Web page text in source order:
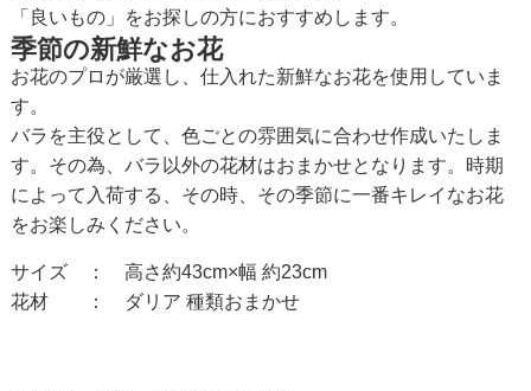
「良いもの」をお探しの方におすすめします。
季節の新鮮なお花
お花のプロが厳選し、仕入れた新鮮なお花を使用していま
す。
バラを主役として、色ごとの雰囲気に合わせ作成いたしま
す。その為、バラ以外の花材はおまかせとなります。時期
によって入荷する、その時、その季節に一番キレイなお花
をお楽しみください。
サイズ ： 高さ約43cm×幅 約23cm
花材 ： ダリア 種類おまかせ